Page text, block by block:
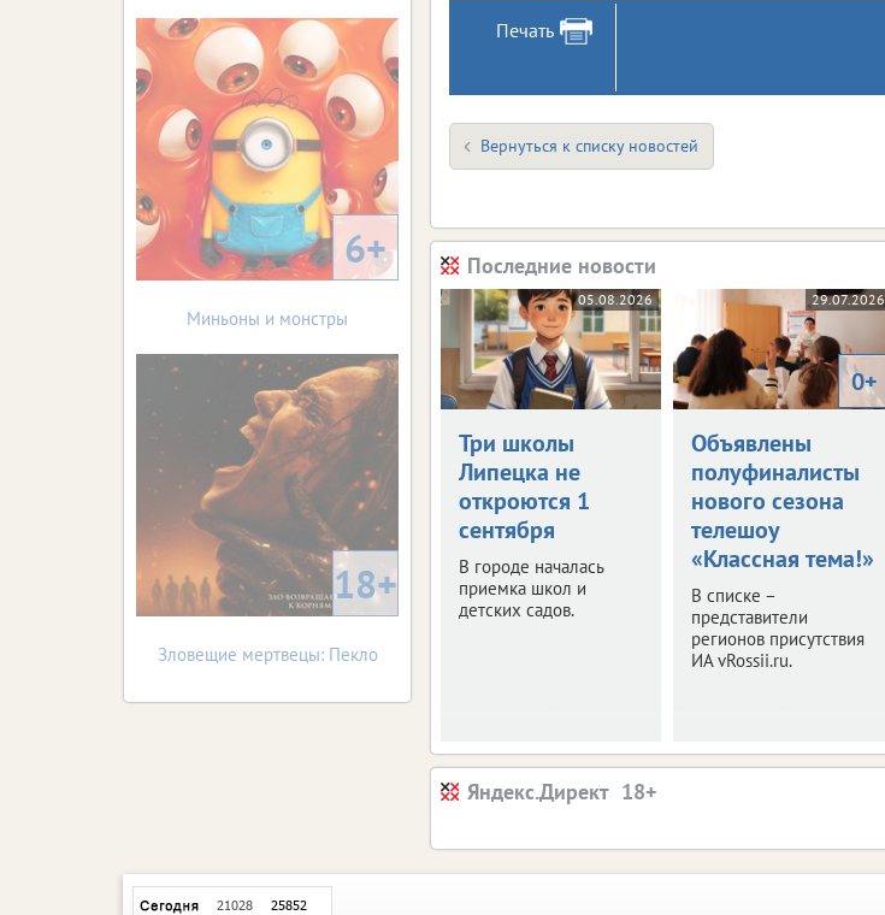
Печать
Вернуться к списку новостей
Последние новости
05.08.2026
Три школы
Липецка не
откроются 1
сентября
В городе началась
приемка школ и
детских садов.
29.07.2026
0+
Объявлены
полуфиналисты
нового сезона
телешоу
«Классная тема!»
В списке –
представители
регионов присутствия
ИА vRossii.ru.
Яндекс.Директ
6+
Миньоны и монстры
18+
Зловещие мертвецы: Пекло